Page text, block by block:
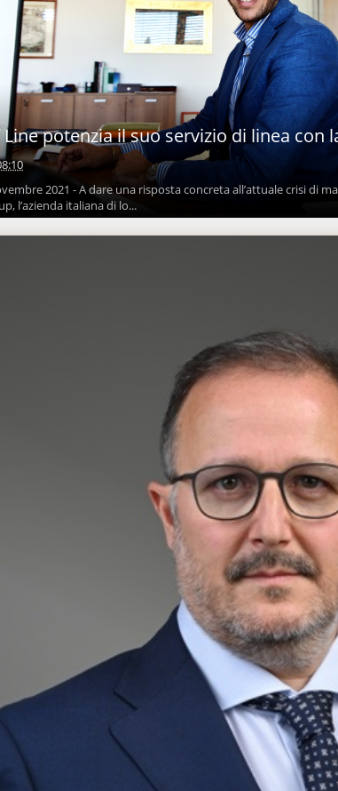
Line potenzia il suo servizio di linea con
2021 - A dare una risposta concreta all’attuale crisi di
l’azienda italiana di lo...